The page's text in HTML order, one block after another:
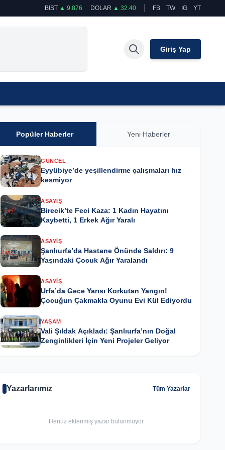
BIST ▲ 9.876 DOLAR ▲ 32.40 FB TW IG YT
Giriş Yap
Popüler Haberler Yeni Haberler
GÜNCEL
Eyyübiye’de yeşillendirme çalışmaları hız
kesmiyor
ASAYIŞ
Birecik’te Feci Kaza: 1 Kadın Hayatını
Kaybetti, 1 Erkek Ağır Yaralı
ASAYIŞ
Şanlıurfa’da Hastane Önünde Saldırı: 9
Yaşındaki Çocuk Ağır Yaralandı
ASAYIŞ
Urfa’da Gece Yarısı Korkutan Yangın!
Çocuğun Çakmakla Oyunu Evi Kül Ediyordu
YAŞAM
Vali Şıldak Açıkladı: Şanlıurfa’nın Doğal
Zenginlikleri İçin Yeni Projeler Geliyor
Yazarlarımız Tüm Yazarlar
Henüz eklenmiş yazar bulunmuyor.